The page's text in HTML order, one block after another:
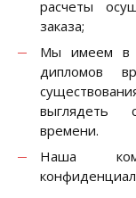
расчеты
заказа;
Мы имеем в
дипломов
выглядеть
времени.
Наша